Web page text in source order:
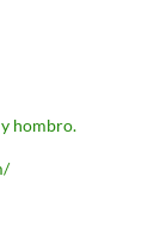
hombro.